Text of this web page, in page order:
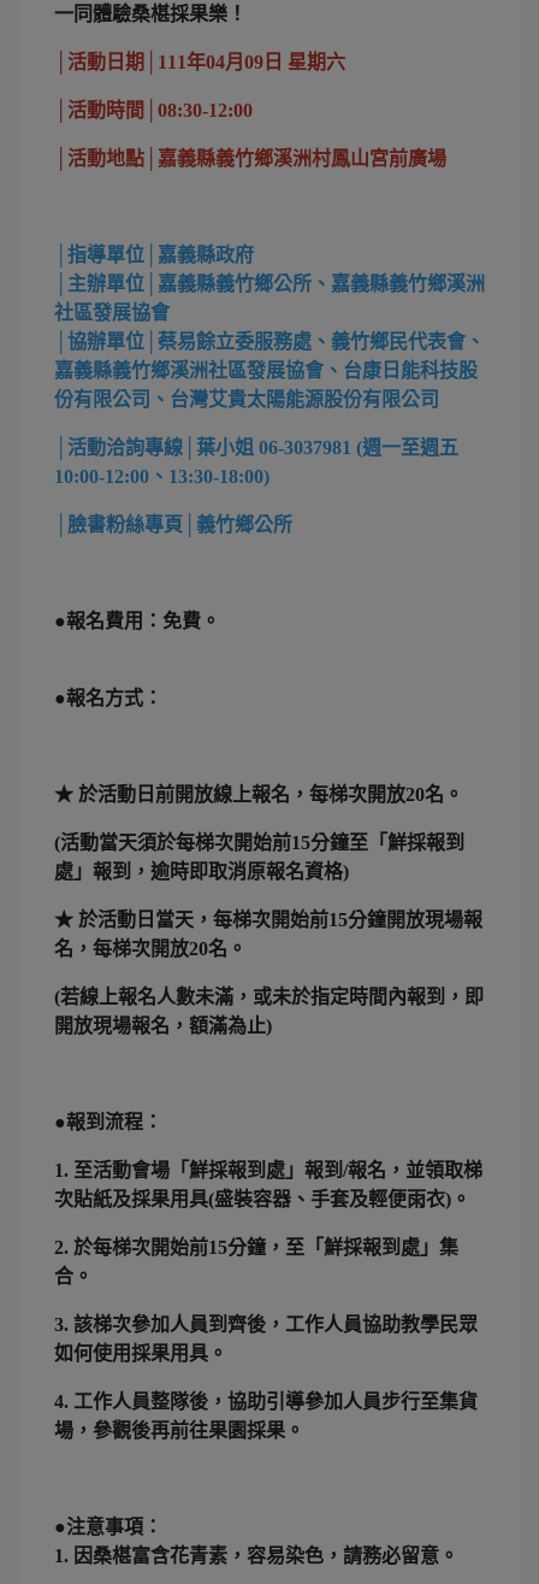
一同體驗桑椹採果樂！
│活動日期│111年04月09日 星期六
│活動時間│08:30-12:00
│活動地點│嘉義縣義竹鄉溪洲村鳳山宮前廣場
│指導單位│嘉義縣政府
│主辦單位│嘉義縣義竹鄉公所、嘉義縣義竹鄉溪洲
社區發展協會
│協辦單位│蔡易餘立委服務處、義竹鄉民代表會、
嘉義縣義竹鄉溪洲社區發展協會、台康日能科技股
份有限公司、台灣艾貴太陽能源股份有限公司
│活動洽詢專線│葉小姐 06-3037981 (週一至週五
10:00-12:00、13:30-18:00)
│臉書粉絲專頁│義竹鄉公所
●報名費用：免費。
●報名方式：
★ 於活動日前開放線上報名，每梯次開放20名。
(活動當天須於每梯次開始前15分鐘至「鮮採報到
處」報到，逾時即取消原報名資格)
★ 於活動日當天，每梯次開始前15分鐘開放現場報
名，每梯次開放20名。
(若線上報名人數未滿，或未於指定時間內報到，即
開放現場報名，額滿為止)
●報到流程：
1. 至活動會場「鮮採報到處」報到/報名，並領取梯
次貼紙及採果用具(盛裝容器、手套及輕便雨衣)。
2. 於每梯次開始前15分鐘，至「鮮採報到處」集
合。
3. 該梯次參加人員到齊後，工作人員協助教學民眾
如何使用採果用具。
4. 工作人員整隊後，協助引導參加人員步行至集貨
場，參觀後再前往果園採果。
●注意事項：
1. 因桑椹富含花青素，容易染色，請務必留意。